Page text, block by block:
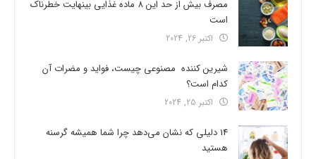
مصرف بیش از حد این 8 ماده غذایی بینهایت خطرناک
است
اکتبر 26, 2024
شیرین کننده مصنوعی چیست، فواید و مضرات آن
کدام است؟
اکتبر 25, 2024
14 دلیلی که نشان می‌دهد چرا شما همیشه گرسنه
هستید